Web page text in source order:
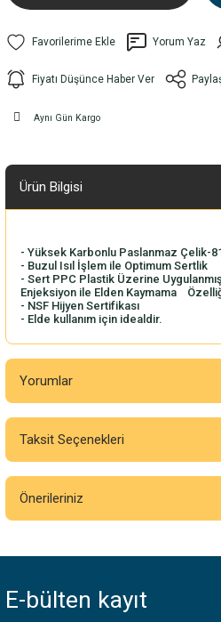
Yorum Yaz
Fiyatı Düşünce Haber Ver
Aynı Gün Kargo
Ürün Bilgisi
- Yüksek Karbonlu Paslanmaz Çelik-
- Buzul Isıl İşlem ile Optimum Sertlik
- Sert PPC Plastik Üzerine
Enjeksiyon ile Elden Kaymama
- NSF Hijyen Sertifikası
- Elde kullanım için idealdir.
Yorumlar
Bu ürüne ilk
Taksit Seçenekleri
Önerileriniz
Görüş ve önerileriniz için teşekkür
E-bülten kayıt